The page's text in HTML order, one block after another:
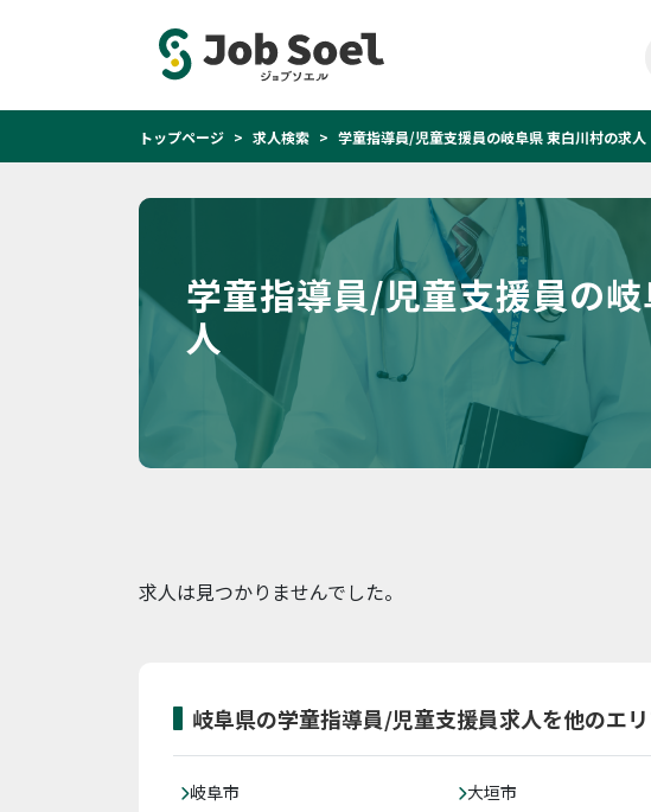
トップページ 求人検索 学童指導員/児童支援員の岐阜県 東白川村の求人
学童指導員/児童支援員の
人
求人は見つかりませんでした。
岐阜県の学童指導員/児童支援員求人を他のエ
岐阜市 大垣市